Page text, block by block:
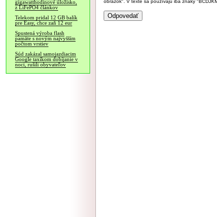
gigawatthodinové úložisko,
z LiFePO4 článkov
Telekom pridal 12 GB balík
pre Easy, chce zaň 12 eur
Spustená výroba flash
pamäte s novým najvyšším
počtom vrstiev
Súd zakázal samojazdiacim
Google taxíkom dobíjanie v
noci, rušili obyvateľov
obrázok". V texte sa používajú iba znaky